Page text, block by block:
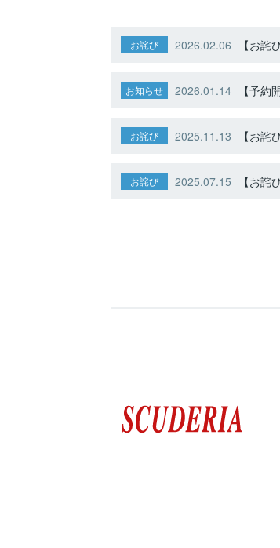
お詫び 2026.02.06 【お詫
お知らせ 2026.01.14 【予約
お詫び 2025.11.13 【お詫
お詫び 2025.07.15 【お詫